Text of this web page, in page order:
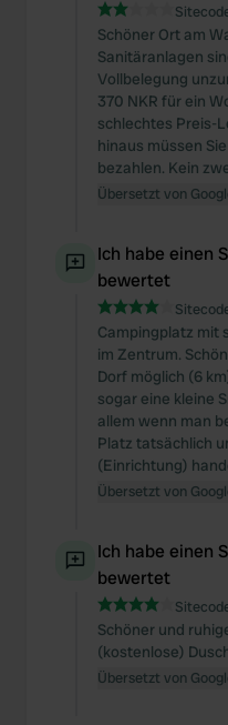
Schöner Ort am
Sanitäranlagen
Vollbelegung
370 NKR für ein
schlechtes Preis-
hinaus müssen
bezahlen. Kein
Übersetzt von
Ich habe einen
bewertet
Campingplatz mit
im Zentrum.
Dorf möglich (6
sogar eine kleine
allem wenn man
Platz tatsächlich
(Einrichtung)
Übersetzt von
Ich habe einen
bewertet
Schöner und
(kostenlose)
Übersetzt von